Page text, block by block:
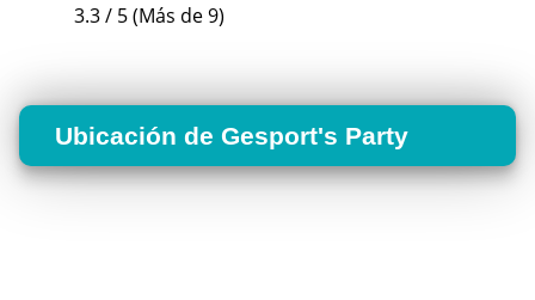
3.3 / 5 (Más de 9)
Ubicación de Gesport's Party